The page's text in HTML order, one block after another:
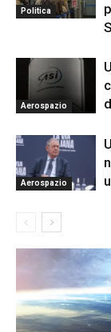
Politica
Aerospazio
Aerospazio